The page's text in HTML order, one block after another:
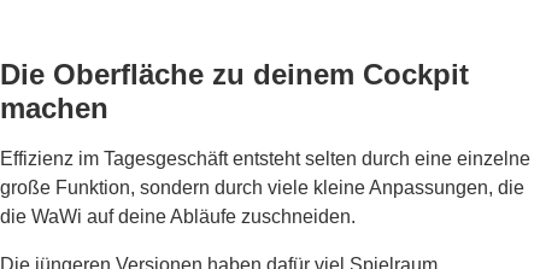
Die Oberfläche zu deinem Cockpit
machen
Effizienz im Tagesgeschäft entsteht selten durch eine einzelne
große Funktion, sondern durch viele kleine Anpassungen, die
die WaWi auf deine Abläufe zuschneiden.
Die jüngeren Versionen haben dafür viel Spielraum